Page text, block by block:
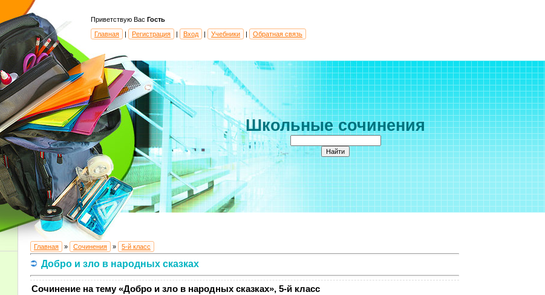
Приветствую Вас Гость
Главная
| Регистрация | Вход | Учебники | Обратная связь
Школьные сочинения
Главная » Сочинения » 5-й класс
Добро и зло в народных сказках
Сочинение на тему «Добро и зло в народных сказках», 5-й класс